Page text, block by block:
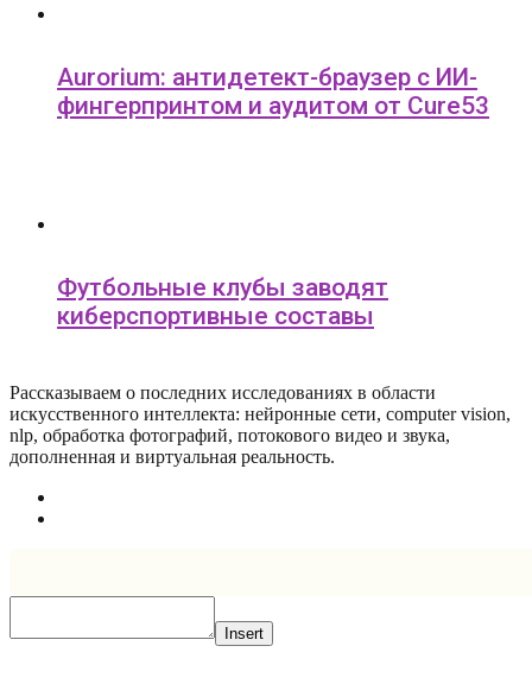
Aurorium: антидетект-браузер с ИИ-
фингерпринтом и аудитом от Cure53
Футбольные клубы заводят
киберспортивные составы
Рассказываем о последних исследованиях в области
искусcтвенного интеллекта: нейронные сети, computer vision,
nlp, обработка фотографий, потокового видео и звука,
дополненная и виртуальная реальность.
Insert